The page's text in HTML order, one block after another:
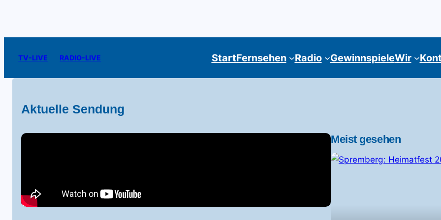
TV-LIVE RADIO-LIVE StartFernsehen Radio GewinnspieleWir
Aktuelle Sendung
Meist gesehen